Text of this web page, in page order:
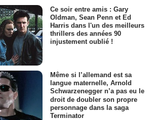
Ce soir entre amis : Gary
Oldman, Sean Penn et Ed
Harris dans l'un des meilleurs
thrillers des années 90
injustement oublié !
Même si l’allemand est sa
langue maternelle, Arnold
Schwarzenegger n’a pas eu le
droit de doubler son propre
personnage dans la saga
Terminator